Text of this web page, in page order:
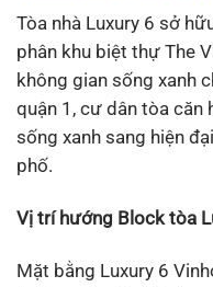
Tòa nhà Luxury 6 sở
phân khu biệt thự The
không gian sống xanh
quận 1, cư dân tòa căn
sống xanh sang hiện
phố.
Vị trí hướng Block tòa
Mặt bằng Luxury 6